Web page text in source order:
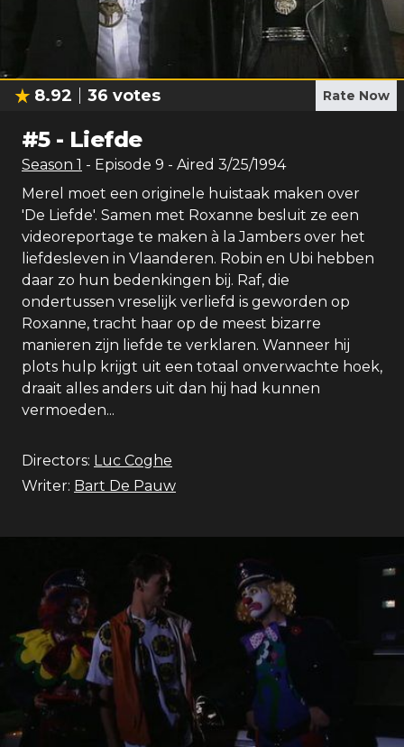
8.92 36 votes Rate Now
#5- Liefde
Season 1 - Episode 9 - Aired 3/25/1994
Merel moet een originele huistaak maken over
'De Liefde'. Samen met Roxanne besluit ze een
videoreportage te maken à la Jambers over het
liefdesleven in Vlaanderen. Robin en Ubi hebben
daar zo hun bedenkingen bij. Raf, die
ondertussen vreselijk verliefd is geworden op
Roxanne, tracht haar op de meest bizarre
manieren zijn liefde te verklaren. Wanneer hij
plots hulp krijgt uit een totaal onverwachte hoek,
draait alles anders uit dan hij had kunnen
vermoeden...
Directors: Luc Coghe
Writer: Bart De Pauw